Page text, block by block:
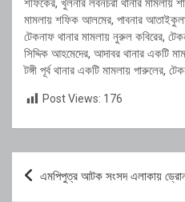
শফিকের, খুলনার লবনচরা থানার মামলায়
মামলায় শফিক আলমের, পাবনার
টেকনাফ থানার মামলায় নুরুল কবিরের,
সিদ্দিক আহমেদের, আদাবর থানার একটি
টঙ্গী পূর্ব থানার একটি মামলায় পারুলের,
Post Views: 176
Post
navigation
এমপিপুত্র আটক সংসদ এলাকায়